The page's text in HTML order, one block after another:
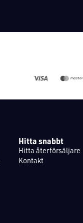
Hitta snabbt
Hitta återförsäljare
Kontakt